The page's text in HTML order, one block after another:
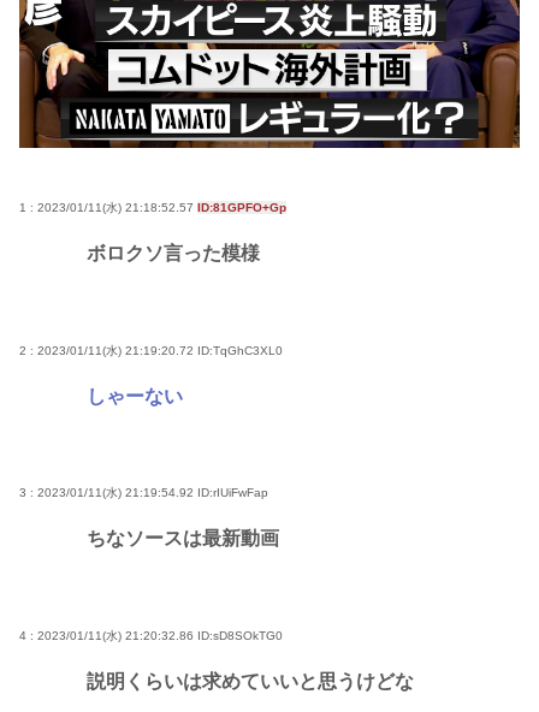
1 : 2023/01/11(水) 21:18:52.57 ID:81GPFO+Gp
ボロクソ言った模様
2 : 2023/01/11(水) 21:19:20.72 ID:TqGhC3XL0
しゃーない
3 : 2023/01/11(水) 21:19:54.92 ID:rIUiFwFap
ちなソースは最新動画
4 : 2023/01/11(水) 21:20:32.86 ID:sD8SOkTG0
説明くらいは求めていいと思うけどな